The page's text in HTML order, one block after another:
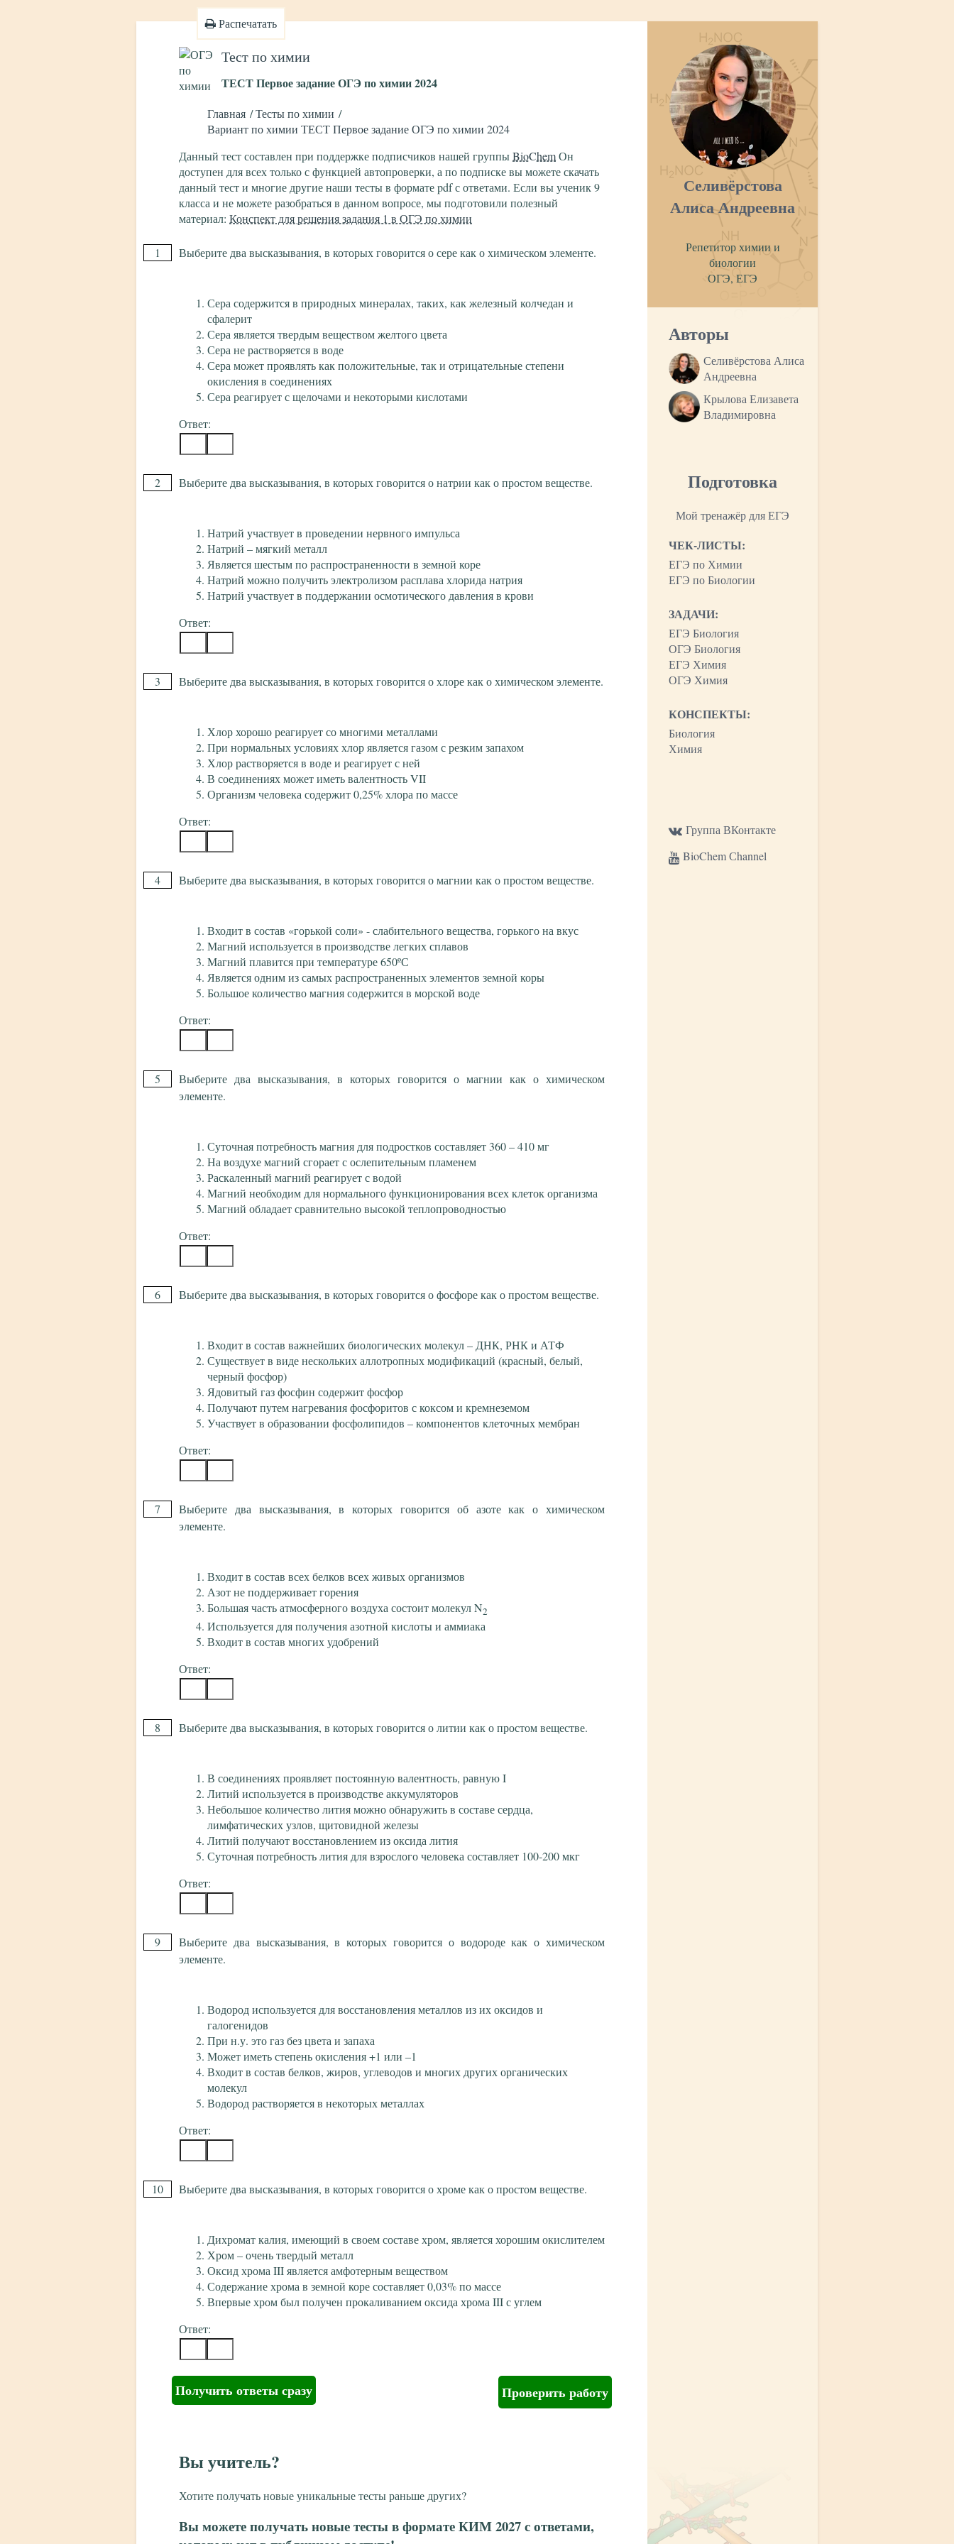
Селивёрстова
Алиса Андреевна
Репетитор химии и
биологии
ОГЭ, ЕГЭ
Авторы
Селивёрстова Алиса
Андреевна
Крылова Елизавета
Владимировна
Подготовка
Мой тренажёр для ЕГЭ
ЧЕК-ЛИСТЫ:
ЕГЭ по Химии
ЕГЭ по Биологии
ЗАДАЧИ:
ЕГЭ Биология
ОГЭ Биология
ЕГЭ Химия
ОГЭ Химия
КОНСПЕКТЫ:
Биология
Химия
Группа ВКонтакте
BioChem Сhannel
Распечатать
Тест по химии
ТЕСТ Первое задание ОГЭ по химии 2024
Главная
Тесты по химии
Вариант по химии ТЕСТ Первое задание ОГЭ по химии 2024
Данный тест составлен при поддержке подписчиков нашей группыBioChemОн
доступен для всех только с функцией автопроверки, а по подписке вы можете скачать
данный тест и многие другие наши тесты в формате pdf с ответами. Если вы ученик 9
класса и не можете разобраться в данном вопросе, мы подготовили полезный
материал: Конспект для решения задания 1 в ОГЭ по химии
1 Выберите два высказывания, в которых говорится о сере как о химическом элементе.
Сера содержится в природных минералах, таких, как железный колчедан и
сфалерит
Сера является твердым веществом желтого цвета
Сера не растворяется в воде
Сера может проявлять как положительные, так и отрицательные степени
окисления в соединениях
Сера реагирует с щелочами и некоторыми кислотами
Ответ:
2 Выберите два высказывания, в которых говорится о натрии как о простом веществе.
Натрий участвует в проведении нервного импульса
Натрий – мягкий металл
Является шестым по распространенности в земной коре
Натрий можно получить электролизом расплава хлорида натрия
Натрий участвует в поддержании осмотического давления в крови
Ответ:
3 Выберите два высказывания, в которых говорится о хлоре как о химическом элементе.
Хлор хорошо реагирует со многими металлами
При нормальных условиях хлор является газом с резким запахом
Хлор растворяется в воде и реагирует с ней
В соединениях может иметь валентность VII
Организм человека содержит 0,25% хлора по массе
Ответ:
4 Выберите два высказывания, в которых говорится о магнии как о простом веществе.
Входит в состав «горькой соли» - слабительного вещества, горького на вкус
Магний используется в производстве легких сплавов
Магний плавится при температуре 650ºС
Является одним из самых распространенных элементов земной коры
Большое количество магния содержится в морской воде
Ответ:
5
Выберите два высказывания, в которых говорится о магнии как о химическом
элементе.
Суточная потребность магния для подростков составляет 360 – 410 мг
На воздухе магний сгорает с ослепительным пламенем
Раскаленный магний реагирует с водой
Магний необходим для нормального функционирования всех клеток организма
Магний обладает сравнительно высокой теплопроводностью
Ответ:
6 Выберите два высказывания, в которых говорится о фосфоре как о простом веществе.
Входит в состав важнейших биологических молекул – ДНК, РНК и АТФ
Существует в виде нескольких аллотропных модификаций (красный, белый,
черный фосфор)
Ядовитый газ фосфин содержит фосфор
Получают путем нагревания фосфоритов с коксом и кремнеземом
Участвует в образовании фосфолипидов – компонентов клеточных мембран
Ответ:
7
Выберите два высказывания, в которых говорится об азоте как о химическом
элементе.
Входит в состав всех белков всех живых организмов
Азот не поддерживает горения
Большая часть атмосферного воздуха состоит молекул N2
Используется для получения азотной кислоты и аммиака
Входит в состав многих удобрений
Ответ:
8 Выберите два высказывания, в которых говорится о литии как о простом веществе.
В соединениях проявляет постоянную валентность, равную I
Литий используется в производстве аккумуляторов
Небольшое количество лития можно обнаружить в составе сердца,
лимфатических узлов, щитовидной железы
Литий получают восстановлением из оксида лития
Суточная потребность лития для взрослого человека составляет 100-200 мкг
Ответ:
9
Выберите два высказывания, в которых говорится о водороде как о химическом
элементе.
Водород используется для восстановления металлов из их оксидов и
галогенидов
При н.у. это газ без цвета и запаха
Может иметь степень окисления +1 или ‒1
Входит в состав белков, жиров, углеводов и многих других органических
молекул
Водород растворяется в некоторых металлах
Ответ:
10 Выберите два высказывания, в которых говорится о хроме как о простом веществе.
Дихромат калия, имеющий в своем составе хром, является хорошим окислителем
Хром – очень твердый металл
Оксид хрома III является амфотерным веществом
Содержание хрома в земной коре составляет 0,03% по массе
Впервые хром был получен прокаливанием оксида хрома III с углем
Ответ:
Проверить работу
Получить ответы сразу
Вы учитель?
Хотите получать новые уникальные тесты раньше других?
Вы можете получать новые тесты в формате КИМ 2027 с ответами,